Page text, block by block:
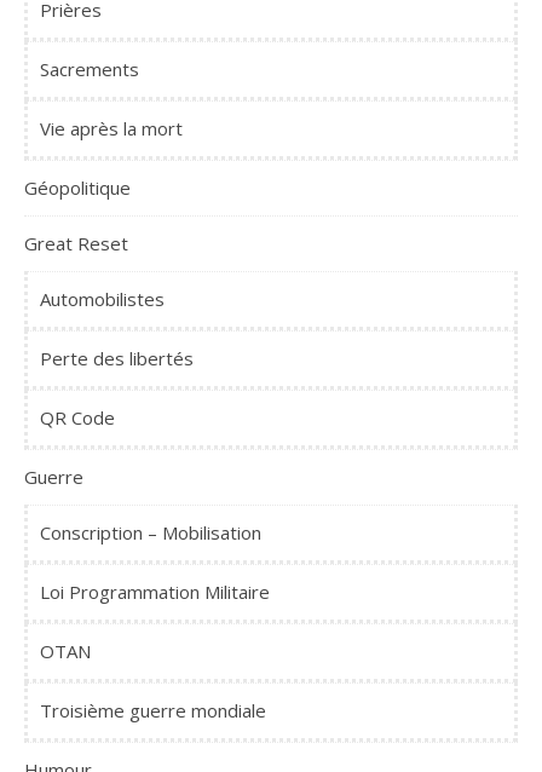
Prières
Sacrements
Vie après la mort
Géopolitique
Great Reset
Automobilistes
Perte des libertés
QR Code
Guerre
Conscription – Mobilisation
Loi Programmation Militaire
OTAN
Troisième guerre mondiale